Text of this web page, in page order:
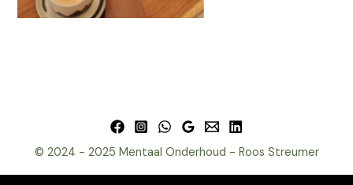
© 2024 - 2025 Mentaal Onderhoud - Roos Streumer